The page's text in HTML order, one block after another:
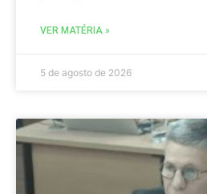
VER MATÉRIA »
5 de agosto de 2026